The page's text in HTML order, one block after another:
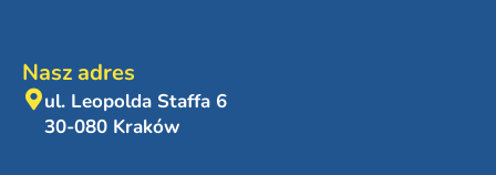
Nasz adres
ul. Leopolda Staffa 6
30-080 Kraków